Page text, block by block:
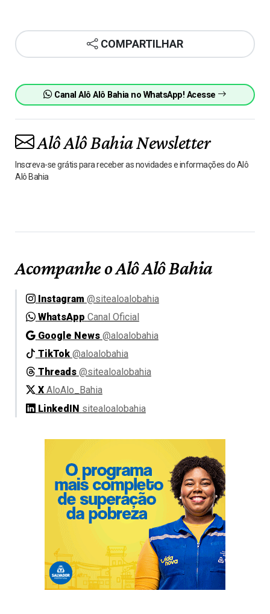
COMPARTILHAR
Canal Alô Alô Bahia no WhatsApp! Acesse
Alô Alô Bahia Newsletter
Inscreva-se grátis para receber as novidades e informações do Alô
Alô Bahia
Acompanhe o Alô Alô Bahia
Instagram @sitealoalobahia
WhatsApp Canal Oficial
Google News @aloalobahia
TikTok @aloalobahia
Threads @sitealoalobahia
X AloAlo_Bahia
LinkedIN sitealoalobahia